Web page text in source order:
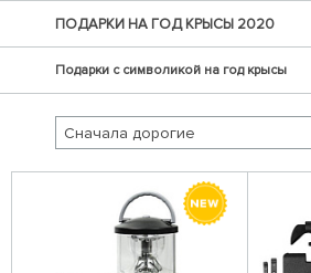
ПОДАРКИ НА ГОД КРЫСЫ 2020
Подарки с символикой на год крысы